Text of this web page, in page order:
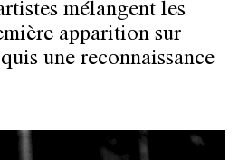
mélangent les
apparition sur
une reconnaissance